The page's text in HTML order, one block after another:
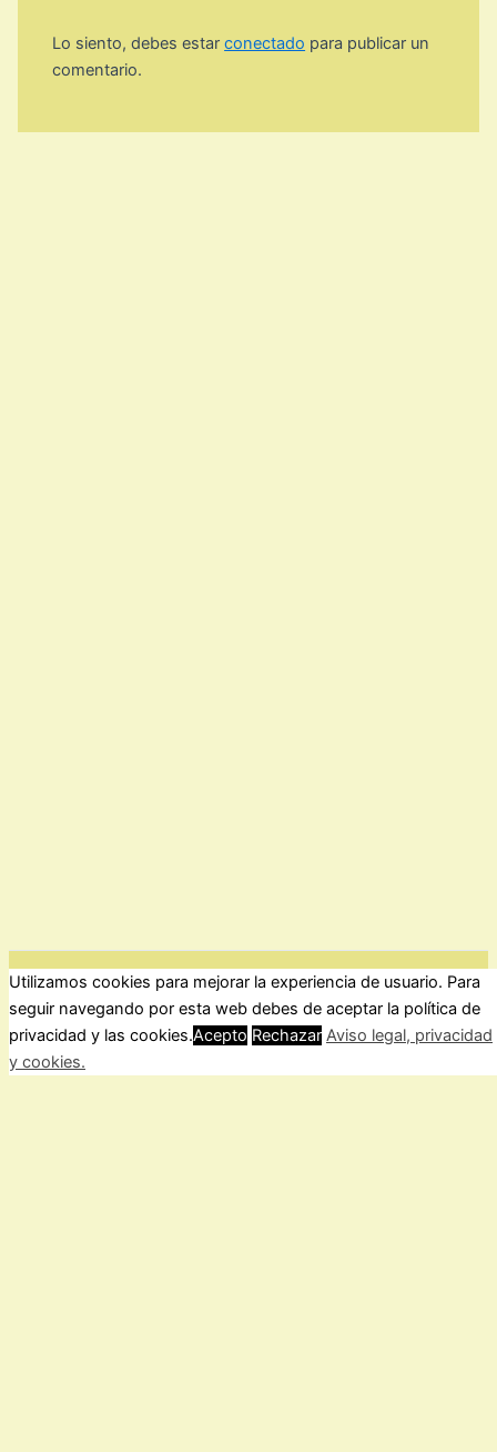
Lo siento, debes estarconectado para publicar un
comentario.
ForoComprasOnline Copyright © 2026 |Privacidad
Utilizamos cookies para mejorar la experiencia de usuario. Para
seguir navegando por esta web debes de aceptar la política de
privacidad y las cookies.Acepto Rechazar Aviso legal, privacidad
y cookies.